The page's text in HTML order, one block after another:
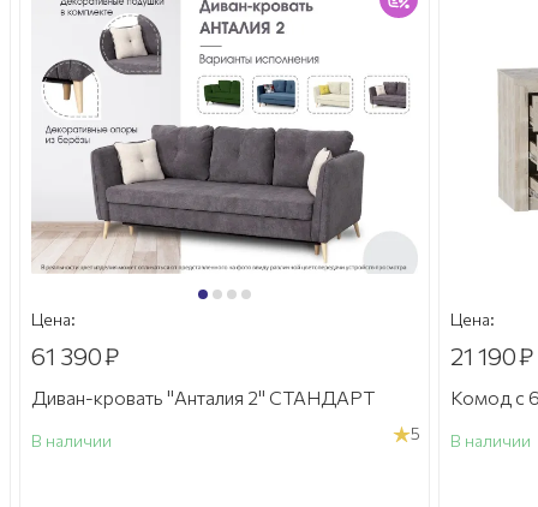
Цена:
61 390₽
Диван-кровать "Анталия 2" СТАНДАРТ
В наличии 5
Цена:
21 190₽
Комод с
В наличии